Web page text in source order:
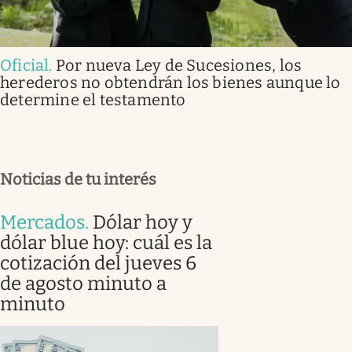
Oficial. Por nueva Ley de Sucesiones, los
herederos no obtendrán los bienes aunque lo
determine el testamento
Noticias de tu interés
Mercados. Dólar hoy y
dólar blue hoy: cuál es la
cotización del jueves 6
de agosto minuto a
minuto